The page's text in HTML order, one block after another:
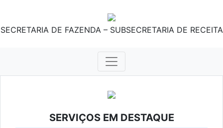
SECRETARIA DE FAZENDA – SUBSECRETARIA DE RECEITA
SERVIÇOS EM DESTAQUE